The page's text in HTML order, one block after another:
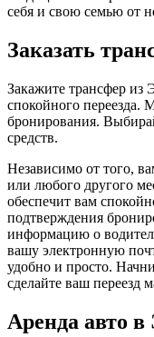
себя и свою семью от
Заказать
Закажите трансфер из
спокойного переезда.
бронирования.
средств.
Независимо от того,
или любого другого
обеспечит вам
подтверждения
информацию о
вашу электронную
удобно и просто.
сделайте ваш переезд
Аренда авто в